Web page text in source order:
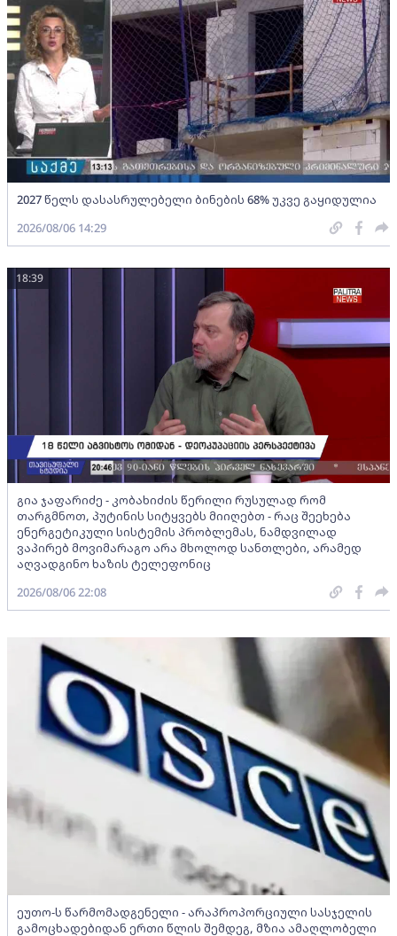
2027 წელს დასასრულებელი ბინების 68% უკვე გაყიდულია
2026/08/06 14:29
გია ჯაფარიძე - კობახიძის წერილი რუსულად რომ
თარგმნოთ, პუტინის სიტყვებს მიიღებთ - რაც შეეხება
ენერგეტიკული სისტემის პრობლემას, ნამდვილად
ვაპირებ მოვიმარაგო არა მხოლოდ სანთლები, არამედ
აღვადგინო ხაზის ტელეფონიც
18:39
2026/08/06 22:08
ეუთო-ს წარმომადგენელი - არაპროპორციული სასჯელის
გამოცხადებიდან ერთი წლის შემდეგ, მზია ამაღლობელი